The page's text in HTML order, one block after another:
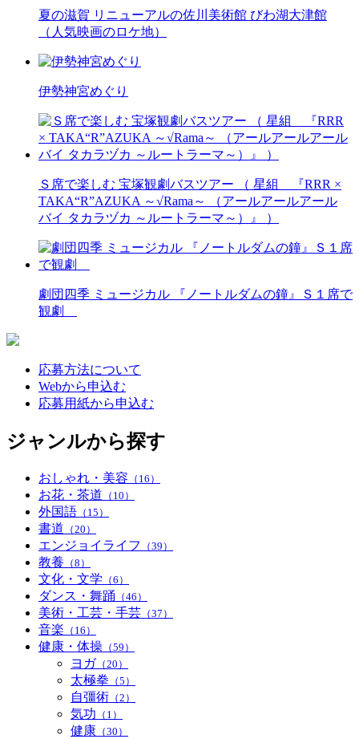
夏の滋賀 リニューアルの佐川美術館 びわ湖大津館
（人気映画のロケ地）
伊勢神宮めぐり
Ｓ席で楽しむ 宝塚観劇バスツアー （ 星組 『RRR ×
TAKA“R”AZUKA ～√Rama～ （アールアールアール
バイ タカラヅカ ～ルートラーマ～）』 ）
劇団四季 ミュージカル 『ノートルダムの鐘』Ｓ１席で
観劇
応募方法について
Webから申込む
応募用紙から申込む
ジャンルから探す
おしゃれ・美容 （16）
お花・茶道 （10）
外国語 （15）
書道 （20）
エンジョイライフ （39）
教養 （8）
文化・文学 （6）
ダンス・舞踊 （46）
美術・工芸・手芸 （37）
音楽 （16）
健康・体操 （59）
ヨガ （20）
太極拳 （5）
自彊術 （2）
気功 （1）
健康 （30）